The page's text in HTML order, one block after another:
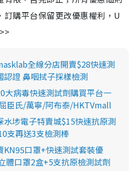
訂購平台保留更改優惠權利，U
全線分店開賣$28快速測
證 鼻咽拭子採樣檢測
大病毒快速測試劑購買平台一
臣氏/萬寧/阿布泰/HKTVmall
水埗電子特賣城$15快速抗原測
支再送3支檢測棒
KN95口罩+快速測試套裝優
體口罩2盒+5支抗原檢測試劑